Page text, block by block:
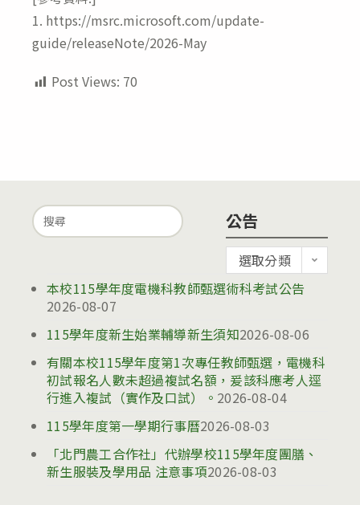
1. https://msrc.microsoft.com/update-
guide/releaseNote/2026-May
Post Views: 70
Search
for:
公告
告
選取分類
本校115學年度電機科教師甄選術科考試公告
2026-08-07
115學年度新生始業輔導新生須知2026-08-06
有關本校115學年度第1次專任教師甄選，電機科
初試報名人數未超過複試名額，爰該科應考人逕
行進入複試（實作及口試）。 2026-08-04
115學年度第一學期行事曆2026-08-03
「北門農工合作社」代辦學校115學年度團膳、
新生服裝及學用品 注意事項2026-08-03